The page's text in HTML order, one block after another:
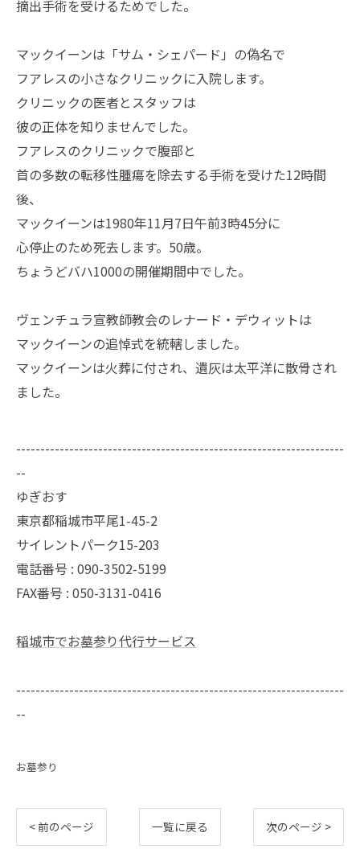
摘出手術を受けるためでした。
マックイーンは「サム・シェパード」の偽名で
フアレスの小さなクリニックに入院します。
クリニックの医者とスタッフは
彼の正体を知りませんでした。
フアレスのクリニックで腹部と
首の多数の転移性腫瘍を除去する手術を受けた12時間
後、
マックイーンは1980年11月7日午前3時45分に
心停止のため死去します。50歳。
ちょうどバハ1000の開催期間中でした。
ヴェンチュラ宣教師教会のレナード・デウィットは
マックイーンの追悼式を統轄しました。
マックイーンは火葬に付され、遺灰は太平洋に散骨され
ました。
--------------------------------------------------------------------
--
ゆぎおす
東京都稲城市平尾1-45-2
サイレントパーク15-203
電話番号 : 090-3502-5199
FAX番号 : 050-3131-0416
稲城市でお墓参り代行サービス
--------------------------------------------------------------------
--
お墓参り
< 前のページ 一覧に戻る 次のページ >